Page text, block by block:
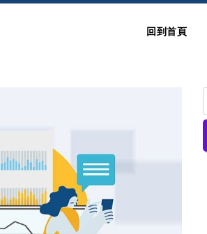
回到首頁